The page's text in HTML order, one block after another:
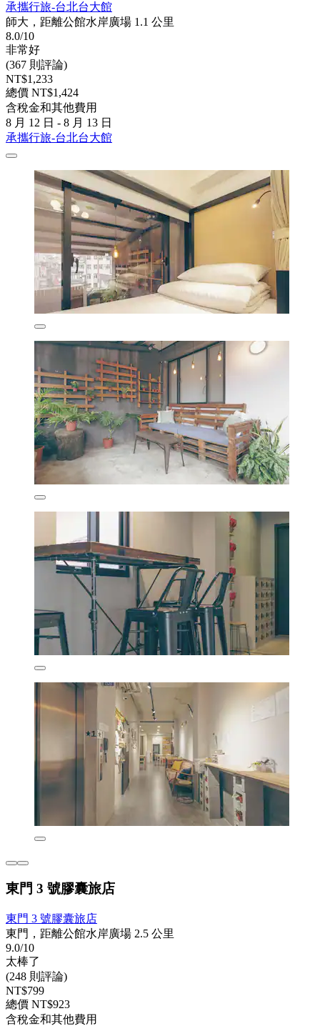
承攜行旅-台北台大館
師大，距離公館水岸廣場 1.1 公里
8.0/10
非常好
(367 則評論)
NT$1,233
總價 NT$1,424
含稅金和其他費用
8 月 12 日 - 8 月 13 日
承攜行旅-台北台大館
東門 3 號膠囊旅店
東門 3 號膠囊旅店
東門，距離公館水岸廣場 2.5 公里
9.0/10
太棒了
(248 則評論)
NT$799
總價 NT$923
含稅金和其他費用